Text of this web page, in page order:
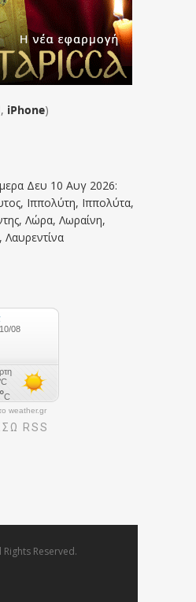
, iPhone)
Δευ 10 Αυγ 2026:
Ιππολύτη, Ιππολύτα,
Λώρα, Λωραίνη,
weather.gr
RSS
Reserved.